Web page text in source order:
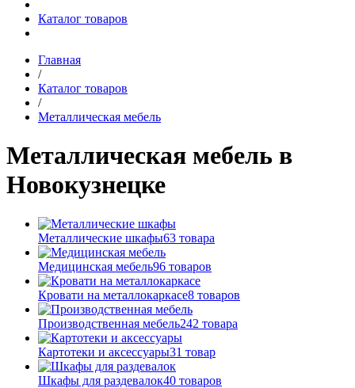
Каталог товаров
Главная
/
Каталог товаров
/
Металлическая мебель
Металлическая мебель в
Новокузнецке
Металлические шкафы63 товара
Медицинская мебель96 товаров
Кровати на металлокаркасе8 товаров
Производственная мебель242 товара
Картотеки и аксессуары31 товар
Шкафы для раздевалок40 товаров